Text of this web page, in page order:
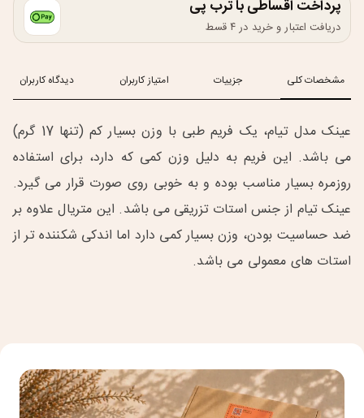
پرداخت اقساطی با ترب پی
دریافت اعتبار و خرید در ۴ قسط
مشخصات کلی جزییات امتیاز کاربران دیدگاه کاربران
عینک مدل تیام، یک فریم طبی با وزن بسیار کم (تنها 17 گرم)
می باشد. این فریم به دلیل وزن کمی که دارد، برای استفاده
روزمره بسیار مناسب بوده و به خوبی روی صورت قرار می گیرد.
عینک تیام از جنس استات تزریقی می باشد. این متریال علاوه بر
ضد حساسیت بودن، وزن بسیار کمی دارد اما اندکی شکننده تر از
استات های معمولی می باشد.